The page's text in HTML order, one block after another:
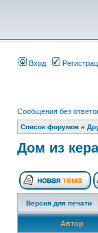
Вход
Сообщения без
Список форумов »
Дом из
Версия для печати
Автор